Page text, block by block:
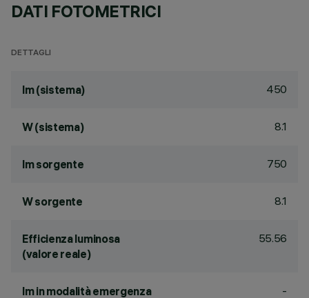
DATI FOTOMETRICI
DETTAGLI
lm (sistema) 450
W (sistema) 8.1
lm sorgente 750
W sorgente 8.1
Efficienza luminosa
(valore reale)
55.56
lm in modalità emergenza -